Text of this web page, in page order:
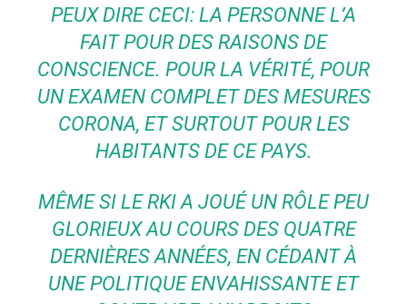
PEUX DIRE CECI: LA PERSONNE L’A
FAIT POUR DES RAISONS DE
CONSCIENCE. POUR LA VÉRITÉ, POUR
UN EXAMEN COMPLET DES MESURES
CORONA, ET SURTOUT POUR LES
HABITANTS DE CE PAYS.
MÊME SI LE RKI A JOUÉ UN RÔLE PEU
GLORIEUX AU COURS DES QUATRE
DERNIÈRES ANNÉES, EN CÉDANT À
UNE POLITIQUE ENVAHISSANTE ET